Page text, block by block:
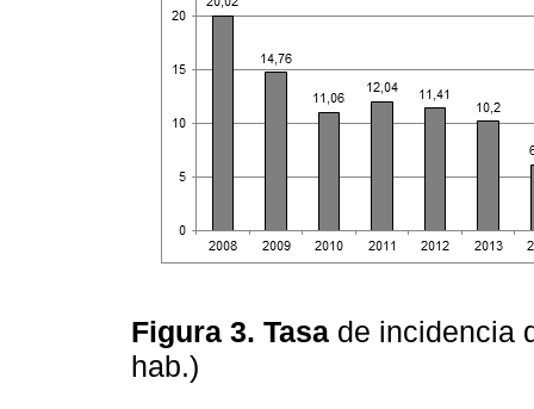
Figura 3. Tasa de incidencia
hab.)